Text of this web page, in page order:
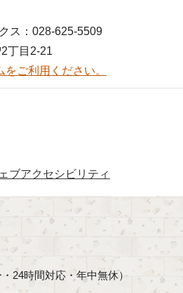
ス：028-625-5509
丁目2-21
ご利用ください。
ブアクセシビリティ
24時間対応・年中無休）